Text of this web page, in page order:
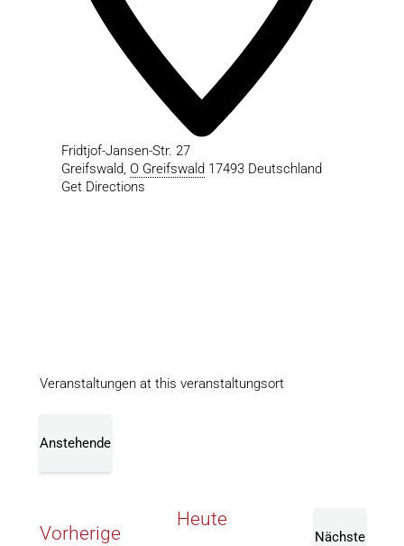
Fridtjof-Jansen-Str. 27
Greifswald, O Greifswald 17493 Deutschland
Get Directions
Veranstaltungen at this veranstaltungsort
Anstehende
VorherigeVeranstaltungen
Heute
Nächste